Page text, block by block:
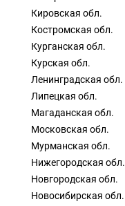
Кировская обл.
Костромская обл.
Курганская обл.
Курская обл.
Ленинградская обл.
Липецкая обл.
Магаданская обл.
Московская обл.
Мурманская обл.
Нижегородская обл.
Новгородская обл.
Новосибирская обл.